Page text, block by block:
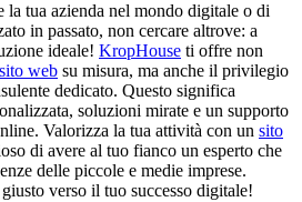
la tua azienda nel mondo digitale o di
in passato, non cercare altrove: a
ideale! KropHouse ti offre non
sito web su misura, ma anche il privilegio
dedicato. Questo significa
soluzioni mirate e un supporto
Valorizza la tua attività con un sito
di avere al tuo fianco un esperto che
delle piccole e medie imprese.
verso il tuo successo digitale!